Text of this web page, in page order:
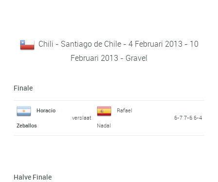
Chili - Santiago de Chile - 4 Februari 2013 - 10
Februari 2013 - Gravel
Finale
Horacio
Zeballos
verslaat
Rafael
Nadal
6-7 7-6 6-4
Halve Finale